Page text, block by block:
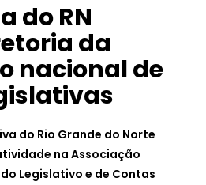
do RN
da
nacional de
do Rio Grande do Norte
na Associação
Legislativo e de Contas